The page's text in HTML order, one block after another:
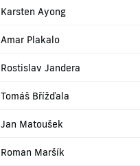
Karsten Ayong
Amar Plakalo
Rostislav Jandera
Tomáš Břížďala
Jan Matoušek
Roman Maršík